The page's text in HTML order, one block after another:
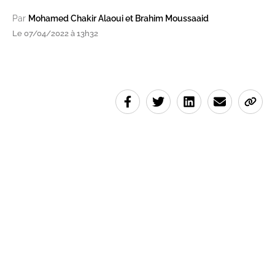
Par Mohamed Chakir Alaoui et Brahim Moussaaid
Le 07/04/2022 à 13h32